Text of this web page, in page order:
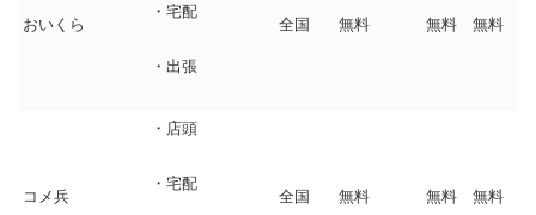
おいくら
・宅配
・出張
全国 無料 無料 無料
コメ兵
・店頭
・宅配
全国 無料 無料 無料